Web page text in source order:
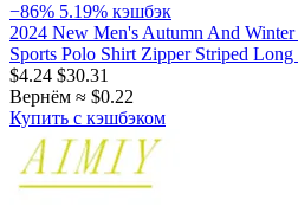
−86% 5.19% кэшбэк
2024 New Men's Autumn And
Sports Polo Shirt Zipper Striped
$4.24 $30.31
Вернём ≈ $0.22
Купить с кэшбэком